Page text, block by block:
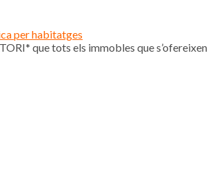
per habitatges
que tots els immobles que s’ofereixen